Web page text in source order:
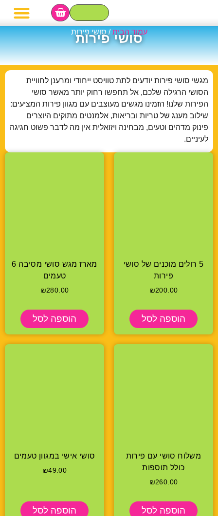
עמוד הבית/ סושי פירות
סושי פירות
מגשי סושי פירות יודעים לתת טוויסט ייחודי ומרענן לחוויית
הסושי הרגילה שלכם, אל תחפשו רחוק יותר מאשר סושי
הפירות שלנו! הזמינו מגשים מעוצבים עם מגוון פירות המציעים:
שילוב מענג של טריות ובריאות, אלמנטים מתוקים היוצרים
פינוק מדהים וטעים, מבחינה ויזואלית אין מה לדבר פשוט חגיגה
לעיניים.
5 רולים מוכנים של סושי
פירות
₪200.00
הוספה לסל
מארז מגש סושי מסיבה 6
טעמים
₪280.00
הוספה לסל
משלוח סושי עם פירות
כולל תוספות
₪260.00
הוספה לסל
סושי אישי במגוון טעמים
₪49.00
הוספה לסל